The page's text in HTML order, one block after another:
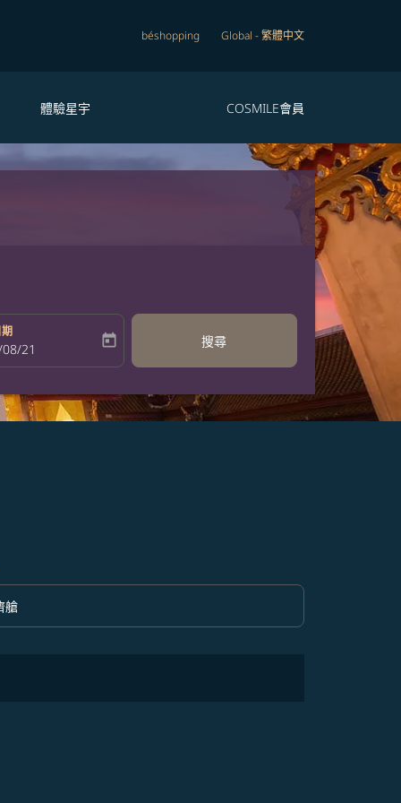
béshopping Global -繁體中文
體驗星宇 COSMILE會員
return-date-aria-label
21 today 搜尋
option 經濟艙 Selected
艙